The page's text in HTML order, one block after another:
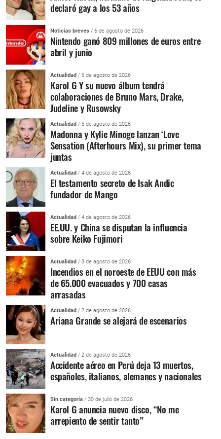
declaró gay a los 53 años
Noticias breves / 6 de agosto de 2026
Nintendo ganó 809 millones de euros entre
abril y junio
Actualidad / 6 de agosto de 2026
Karol G Y su nuevo álbum tendrá
colaboraciones de Bruno Mars, Drake,
Judeline y Rusowsky
Actualidad / 5 de agosto de 2026
Madonna y Kylie Minoge lanzan ‘Love
Sensation (Afterhours Mix), su primer tema
juntas
Actualidad / 4 de agosto de 2026
El testamento secreto de Isak Andic
fundador de Mango
Actualidad / 4 de agosto de 2026
EE.UU. y China se disputan la influencia
sobre Keiko Fujimori
Actualidad / 3 de agosto de 2026
Incendios en el noroeste de EEUU con más
de 65.000 evacuados y 700 casas
arrasadas
Actualidad / 2 de agosto de 2026
Ariana Grande se alejará de escenarios
Actualidad / 2 de agosto de 2026
Accidente aéreo en Perú deja 13 muertos,
españoles, italianos, alemanes y nacionales
Sin categoría / 30 de julio de 2026
Karol G anuncia nuevo disco, “No me
arrepiento de sentir tanto”